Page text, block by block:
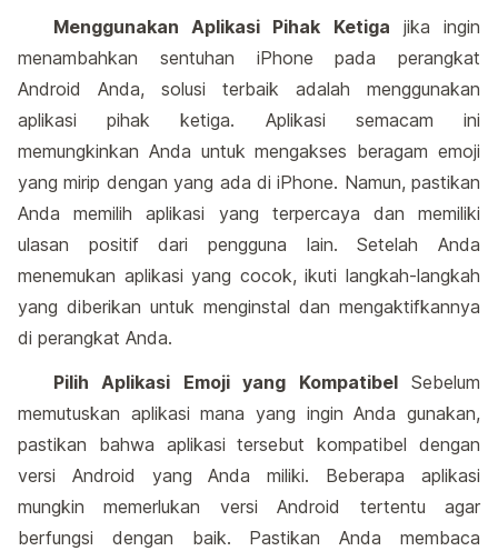
Menggunakan Aplikasi Pihak Ketiga jika ingin
menambahkan sentuhan iPhone pada perangkat
Android Anda, solusi terbaik adalah menggunakan
aplikasi pihak ketiga. Aplikasi semacam ini
memungkinkan Anda untuk mengakses beragam emoji
yang mirip dengan yang ada di iPhone. Namun, pastikan
Anda memilih aplikasi yang terpercaya dan memiliki
ulasan positif dari pengguna lain. Setelah Anda
menemukan aplikasi yang cocok, ikuti langkah-langkah
yang diberikan untuk menginstal dan mengaktifkannya
di perangkat Anda.
Pilih Aplikasi Emoji yang KompatibelSebelum
memutuskan aplikasi mana yang ingin Anda gunakan,
pastikan bahwa aplikasi tersebut kompatibel dengan
versi Android yang Anda miliki. Beberapa aplikasi
mungkin memerlukan versi Android tertentu agar
berfungsi dengan baik. Pastikan Anda membaca